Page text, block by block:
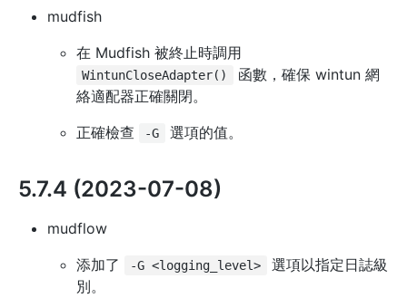
mudfish
在 Mudfish 被終止時調用
WintunCloseAdapter()
函數，確保 wintun 網
絡適配器正確關閉。
正確檢查
-G 選項的值。
5.7.4 (2023-07-08)
mudflow
添加了
-G <logging_level>
選項以指定日誌級
別。